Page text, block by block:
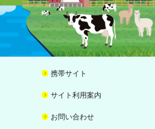
携帯サイト
サイト利用案内
お問い合わせ